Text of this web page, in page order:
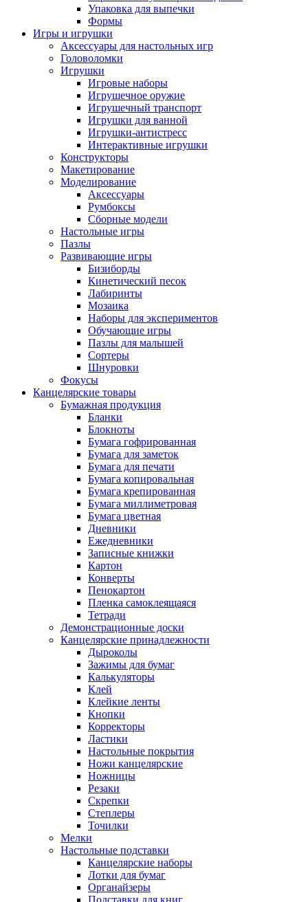
Упаковка для выпечки
Формы
Игры и игрушки
Аксессуары для настольных игр
Головоломки
Игрушки
Игровые наборы
Игрушечное оружие
Игрушечный транспорт
Игрушки для ванной
Игрушки-антистресс
Интерактивные игрушки
Конструкторы
Макетирование
Моделирование
Аксессуары
Румбоксы
Сборные модели
Настольные игры
Пазлы
Развивающие игры
Бизиборды
Кинетический песок
Лабиринты
Мозаика
Наборы для экспериментов
Обучающие игры
Пазлы для малышей
Сортеры
Шнуровки
Фокусы
Канцелярские товары
Бумажная продукция
Бланки
Блокноты
Бумага гофрированная
Бумага для заметок
Бумага для печати
Бумага копировальная
Бумага крепированная
Бумага миллиметровая
Бумага цветная
Дневники
Ежедневники
Записные книжки
Картон
Конверты
Пенокартон
Пленка самоклеящаяся
Тетради
Демонстрационные доски
Канцелярские принадлежности
Дыроколы
Зажимы для бумаг
Калькуляторы
Клей
Клейкие ленты
Кнопки
Корректоры
Ластики
Настольные покрытия
Ножи канцелярские
Ножницы
Резаки
Скрепки
Степлеры
Точилки
Мелки
Настольные подставки
Канцелярские наборы
Лотки для бумаг
Органайзеры
Подставки для книг